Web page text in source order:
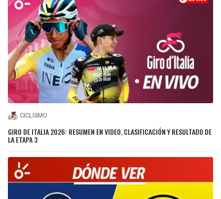
CICLISMO
GIRO DE ITALIA 2026: RESUMEN EN VIDEO, CLASIFICACIÓN Y RESULTADO DE
LA ETAPA 3